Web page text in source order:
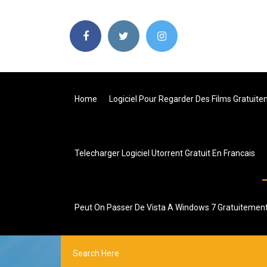
Home Logiciel Pour Regarder Des Films
Telecharger Logiciel Utorrent Gratuit En Francais
Peut On Passer De Vista A Windows 7